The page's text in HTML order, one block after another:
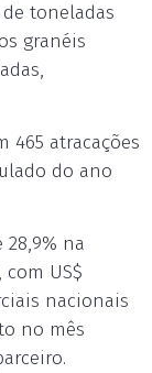
toneladas
granéis
465 atracações
do ano
na
US$
nacionais
no mês